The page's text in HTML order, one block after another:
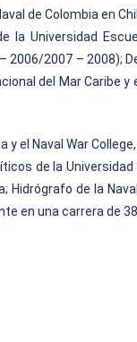
de Colombia en
la Universidad
2007 – 2008);
del Mar Caribe y
el Naval War
de la
Hidrógrafo de la
en una carrera de 38